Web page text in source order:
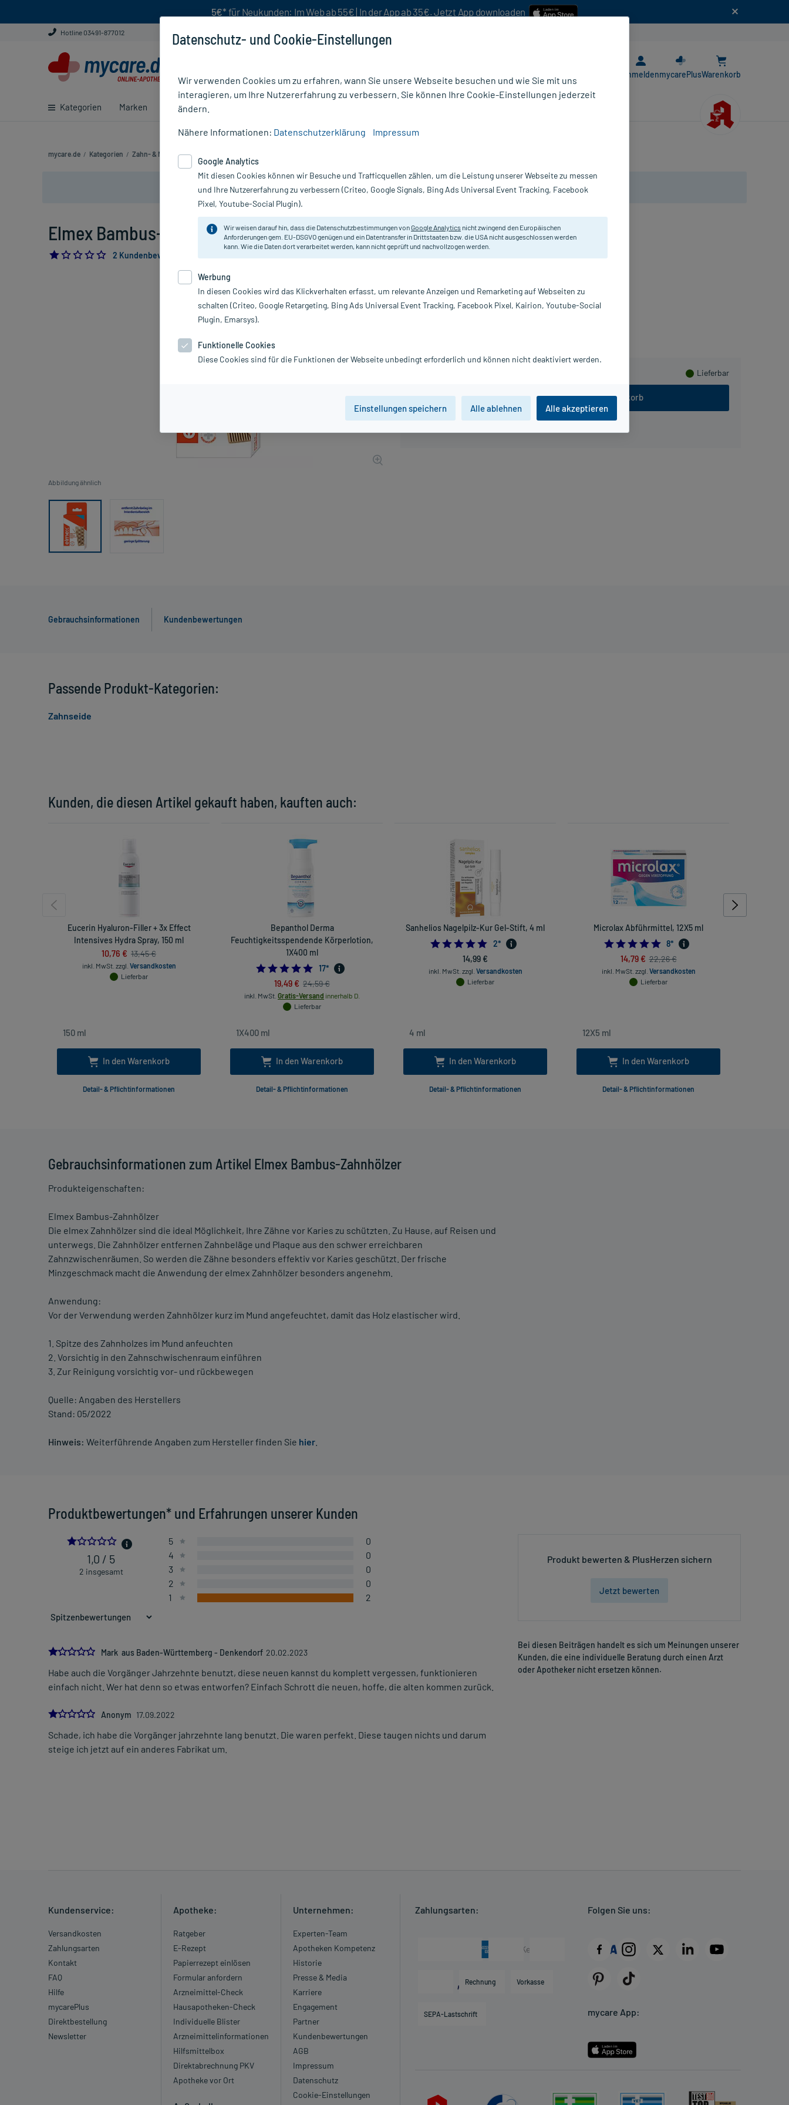
5€* für Neukunden: Im Web ab 55€ | In der App ab 35€. Jetzt App downloaden
Hotline 03491-877012
Kategorien Marken Ratgeber
AnmeldenmycarePlusWarenkorb
mycare.de / Kategorien / Zahn- & Mundpflege
Nur für kurze Zeit:Gratis-Versand* ab 19€ Mindestbestellwert!
Elmex Bambus-Zahnhölzer, 3X32 St
1.0
2 Kundenbewertungen*
Abbildung ähnlich
Lieferbar
In den Warenkorb
Elmex
Zur Reinigung der Zahnzwischenräume. Mit Minzgeschmack.
Hersteller:
CP GABA GmbH
Gebrauchsinformationen Kundenbewertungen
Gebrauchsinformationen zum Artikel Elmex Bambus-Zahnhölzer
Produkteigenschaften:
Elmex Bambus-Zahnhölzer
Die elmex Zahnhölzer sind die ideal Möglichkeit, Ihre Zähne vor Karies zu schützten. Zu Hause, auf Reisen und
unterwegs. Die Zahnhölzer entfernen Zahnbeläge und Plaque aus den schwer erreichbaren
Zahnzwischenräumen. So werden die Zähne besonders effektiv vor Karies geschützt. Der frische
Minzgeschmack macht die Anwendung der elmex Zahnhölzer besonders angenehm.
Anwendung:
Vor der Verwendung werden Zahnhölzer kurz im Mund angefeuchtet, damit das Holz elastischer wird.
1. Spitze des Zahnholzes im Mund anfeuchten
2. Vorsichtig in den Zahnschwischenraum einführen
3. Zur Reinigung vorsichtig vor- und rückbewegen
Quelle: Angaben des Herstellers
Stand: 05/2022
Hinweis: Weiterführende Angaben zum Hersteller finden Sie hier
Produktbewertungen* und Erfahrungen unserer Kunden
1.0
1,0 / 5
2 insgesamt
5
0
4
0
3
0
2
0
1
2
1.0
Mark aus Baden-Württemberg - Denkendorf 20.02.2023
Habe auch die Vorgänger Jahrzehnte benutzt, diese neuen kannst du komplett vergessen, funktionieren
einfach nicht. Wer hat denn so etwas entworfen? Einfach Schrott die neuen, hoffe, die alten kommen zurück.
1.0
Anonym 17.09.2022
Schade, ich habe die Vorgänger jahrzehnte lang benutzt. Die waren perfekt. Diese taugen nichts und darum
steige ich jetzt auf ein anderes Fabrikat um.
Produkt bewerten & PlusHerzen sichern
Jetzt bewerten
Bei diesen Beiträgen handelt es sich um Meinungen unserer
Kunden, die eine individuelle Beratung durch einen Arzt
oder Apotheker nicht ersetzen können.
Kunden, die diesen Artikel gekauft haben, kauften auch:
Eucerin Hyaluron-Filler + 3x Effect
Intensives Hydra Spray, 150 ml
10,76 € 13,45 €
inkl. MwSt. zzgl. Versandkosten
Lieferbar
In den Warenkorb
Detail- & Pflichtinformationen
Bepanthol Derma
Feuchtigkeitsspendende Körperlotion,
1X400 ml
4.764705882352941
17*
19,49 € 24,59 €
inkl. MwSt. Gratis-Versand innerhalb D.
Lieferbar
In den Warenkorb
Detail- & Pflichtinformationen
Sanhelios Nagelpilz-Kur Gel-Stift, 4 ml
5.0
2*
14,99 €
inkl. MwSt. zzgl. Versandkosten
Lieferbar
In den Warenkorb
Detail- & Pflichtinformationen
Microlax Abführmittel, 12X5 ml
5.0
8*
14,79 € 22,26 €
inkl. MwSt. zzgl. Versandkosten
Lieferbar
In den Warenkorb
Detail- & Pflichtinformationen
Passende Produkt-Kategorien:
Zahnseide
Kundenservice:
Versandkosten
Zahlungsarten
Kontakt
FAQ
Hilfe
mycarePlus
Direktbestellung
Newsletter
Apotheke:
Ratgeber
E-Rezept
Papierrezept einlösen
Formular anfordern
Arzneimittel-Check
Hausapotheken-Check
Individuelle Blister
Arzneimittelinformationen
Hilfsmittelbox
Direktabrechnung PKV
Apotheke vor Ort
Unternehmen:
Experten-Team
Apotheken Kompetenz
Historie
Presse & Media
Karriere
Engagement
Partner
Kundenbewertungen
AGB
Impressum
Datenschutz
Cookie-Einstellungen
Zahlungsarten:
Rechnung Vorkasse
SEPA-Lastschrift
Folgen Sie uns:
mycare App:
Datenschutz- und Cookie-Einstellungen
Wir verwenden Cookies um zu erfahren, wann Sie unsere Webseite besuchen und wie Sie mit uns
interagieren, um Ihre Nutzererfahrung zu verbessern. Sie können Ihre Cookie-Einstellungen jederzeit
ändern.
Nähere Informationen: Datenschutzerklärung Impressum
Google Analytics
Mit diesen Cookies können wir Besuche und Trafficquellen zählen, um die Leistung unserer Webseite zu messen
und Ihre Nutzererfahrung zu verbessern (Criteo, Google Signals, Bing Ads Universal Event Tracking, Facebook
Pixel, Youtube-Social Plugin).
Wir weisen darauf hin, dass die Datenschutzbestimmungen vonGoogle Analytics nicht zwingend den Europäischen
Anforderungen gem. EU-DSGVO genügen und ein Datentransfer in Drittstaaten bzw. die USA nicht ausgeschlossen werden
kann. Wie die Daten dort verarbeitet werden, kann nicht geprüft und nachvollzogen werden.
Werbung
In diesen Cookies wird das Klickverhalten erfasst, um relevante Anzeigen und Remarketing auf Webseiten zu
schalten (Criteo, Google Retargeting, Bing Ads Universal Event Tracking, Facebook Pixel, Kairion, Youtube-Social
Plugin, Emarsys).
Funktionelle Cookies
Diese Cookies sind für die Funktionen der Webseite unbedingt erforderlich und können nicht deaktiviert werden.
Einstellungen speichern Alle ablehnen Alle akzeptieren